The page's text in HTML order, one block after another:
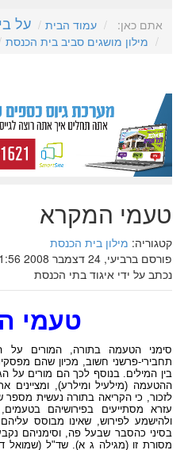
אתם כאן: עמוד הבית על
מילון מושגים סביב בית הכנסת
טעמי המקרא
קטגוריה: מילון בית הכנסת
פורסם ברביעי, 24 דצמבר 2008 01:56
נכתב על ידי איגוד בתי הכנסת
טעמי
סימני הטעמה בתורה, המורים על
תחבירי-פרשני חשוב, מכיון שהם
בין המילים. בנוסף לכך הם מורים על
ההטעמה (מילעיל ומילרע), ומציינים
לזכור, כי הקריאה בתורה נעשית מספר
עזרא מסתייעים בפירושיהם
ולהישמע לפירוש, שאינו מבוסס
בסיני כהסבר שבעל פה, וסימניהם
מסורת זו (מגילה ג א). שד"ל (שמואל